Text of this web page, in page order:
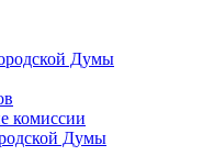
Думы
комиссии
Думы